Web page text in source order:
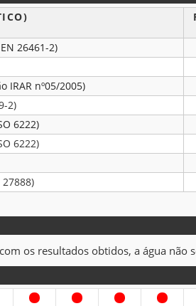
26461-2)
IRAR nº05/2005)
2)
6222)
6222)
os resultados obtidos, a água